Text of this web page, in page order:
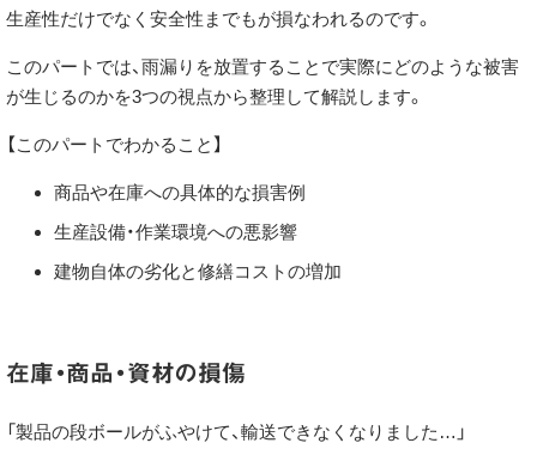
生産性だけでなく安全性までもが損なわれるのです。
このパートでは、雨漏りを放置することで実際にどのような被害
が生じるのかを3つの視点から整理して解説します。
【このパートでわかること】
商品や在庫への具体的な損害例
生産設備・作業環境への悪影響
建物自体の劣化と修繕コストの増加
在庫・商品・資材の損傷
「製品の段ボールがふやけて、輸送できなくなりました…」